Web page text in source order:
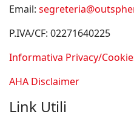
Email:
P.IVA/CF: 02271640225
Informativa Privacy/
AHA Disclaimer
Link Utili